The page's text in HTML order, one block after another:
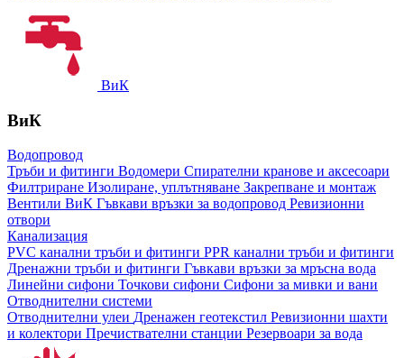
ВиК
ВиК
Водопровод
Тръби и фитинги Водомери Спирателни кранове и аксесоари
Филтриране Изолиране, уплътняване Закрепване и монтаж
Вентили ВиК Гъвкави връзки за водопровод Ревизионни
отвори
Канализация
PVC канални тръби и фитинги PPR канални тръби и фитинги
Дренажни тръби и фитинги Гъвкави връзки за мръсна вода
Линейни сифони Точкови сифони Сифони за мивки и вани
Отводнителни системи
Отводнителни улеи Дренажен геотекстил Ревизионни шахти
и колектори Пречиствателни станции Резервоари за вода